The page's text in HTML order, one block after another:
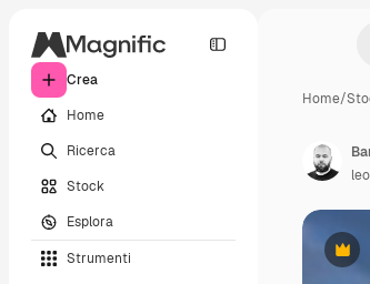
Crea
Home
Ricerca
Stock
Esplora
Strumenti
Home/